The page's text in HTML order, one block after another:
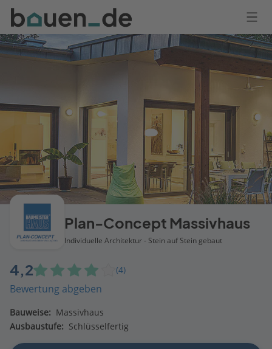
Bauen
Logo
Anmelden
Plan-Concept Massivhaus
Individuelle Architektur - Stein auf Stein gebaut
4,2 (4)
Bewertung abgeben
Bauweise: Massivhaus
Ausbaustufe: Schlüsselfertig